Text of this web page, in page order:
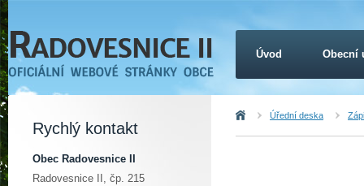
Úvod Úřední deska
Rychlý kontakt
Obec Radovesnice II
Radovesnice II, čp. 215
Úvod Obecní